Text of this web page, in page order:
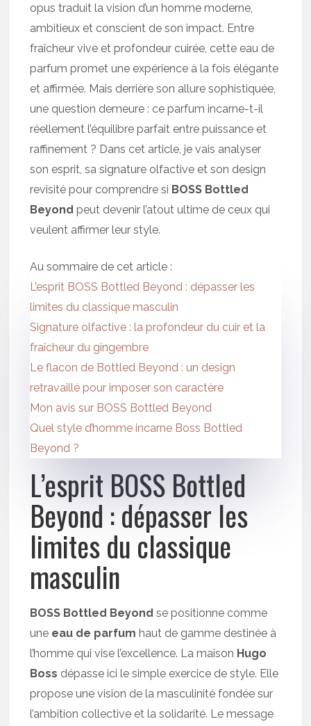
opus traduit la vision d’un homme moderne,
ambitieux et conscient de son impact. Entre
fraîcheur vive et profondeur cuirée, cette eau de
parfum promet une expérience à la fois élégante
et affirmée. Mais derrière son allure sophistiquée,
une question demeure : ce parfum incarne-t-il
réellement l’équilibre parfait entre puissance et
raffinement ? Dans cet article, je vais analyser
son esprit, sa signature olfactive et son design
revisité pour comprendre si BOSS Bottled
Beyond peut devenir l’atout ultime de ceux qui
veulent affirmer leur style.
Au sommaire de cet article :
L’esprit BOSS Bottled Beyond : dépasser les
limites du classique masculin
Signature olfactive : la profondeur du cuir et la
fraîcheur du gingembre
Le flacon de Bottled Beyond : un design
retravaillé pour imposer son caractère
Mon avis sur BOSS Bottled Beyond
Quel style d’homme incarne Boss Bottled
Beyond ?
L’esprit BOSS Bottled
Beyond : dépasser les
limites du classique
masculin
BOSS Bottled Beyond se positionne comme
une eau de parfum haut de gamme destinée à
l’homme qui vise l’excellence. La maison Hugo
Boss dépasse ici le simple exercice de style. Elle
propose une vision de la masculinité fondée sur
l’ambition collective et la solidarité. Le message